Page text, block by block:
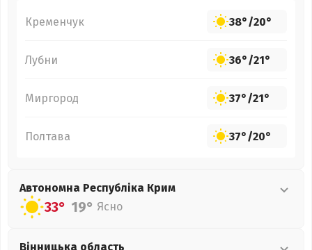
Кременчук 38°/20°
Лубни 36°/21°
Миргород 37°/21°
Полтава 37°/20°
Автономна Республіка Крим
33° 19° Ясно
Вінницька область